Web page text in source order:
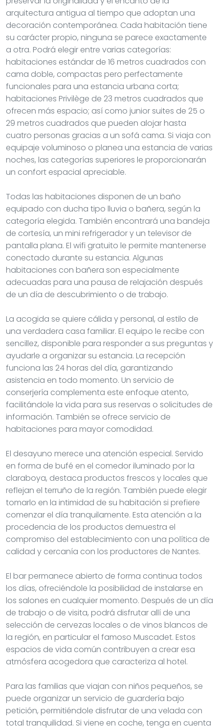
arquitectura antigua al tiempo que adoptan una
decoración contemporánea. Cada habitación tiene
su carácter propio, ninguna se parece exactamente
a otra. Podrá elegir entre varias categorías:
habitaciones estándar de 16 metros cuadrados con
cama doble, compactas pero perfectamente
funcionales para una estancia urbana corta;
habitaciones Privilège de 23 metros cuadrados que
ofrecen más espacio; así como junior suites de 25 o
29 metros cuadrados que pueden alojar hasta
cuatro personas gracias a un sofá cama. Si viaja con
equipaje voluminoso o planea una estancia de varias
noches, las categorías superiores le proporcionarán
un confort espacial apreciable.
Todas las habitaciones disponen de un baño
equipado con ducha tipo lluvia o bañera, según la
categoría elegida. También encontrará una bandeja
de cortesía, un mini refrigerador y un televisor de
pantalla plana. El wifi gratuito le permite mantenerse
conectado durante su estancia. Algunas
habitaciones con bañera son especialmente
adecuadas para una pausa de relajación después
de un día de descubrimiento o de trabajo.
La acogida se quiere cálida y personal, al estilo de
una verdadera casa familiar. El equipo le recibe con
sencillez, disponible para responder a sus preguntas y
ayudarle a organizar su estancia. La recepción
funciona las 24 horas del día, garantizando
asistencia en todo momento. Un servicio de
conserjería complementa este enfoque atento,
facilitándole la vida para sus reservas o solicitudes de
información. También se ofrece servicio de
habitaciones para mayor comodidad.
El desayuno merece una atención especial. Servido
en forma de bufé en el comedor iluminado por la
claraboya, destaca productos frescos y locales que
reflejan el terruño de la región. También puede elegir
tomarlo en la intimidad de su habitación si prefiere
comenzar el día tranquilamente. Esta atención a la
procedencia de los productos demuestra el
compromiso del establecimiento con una política de
calidad y cercanía con los productores de Nantes.
El bar permanece abierto de forma continua todos
los días, ofreciéndole la posibilidad de instalarse en
los salones en cualquier momento. Después de un día
de trabajo o de visita, podrá disfrutar allí de una
selección de cervezas locales o de vinos blancos de
la región, en particular el famoso Muscadet. Estos
espacios de vida común contribuyen a crear esa
atmósfera acogedora que caracteriza al hotel.
Para las familias que viajan con niños pequeños, se
puede organizar un servicio de guardería bajo
petición, permitiéndole disfrutar de una velada con
total tranquilidad. Si viene en coche, tenga en cuenta